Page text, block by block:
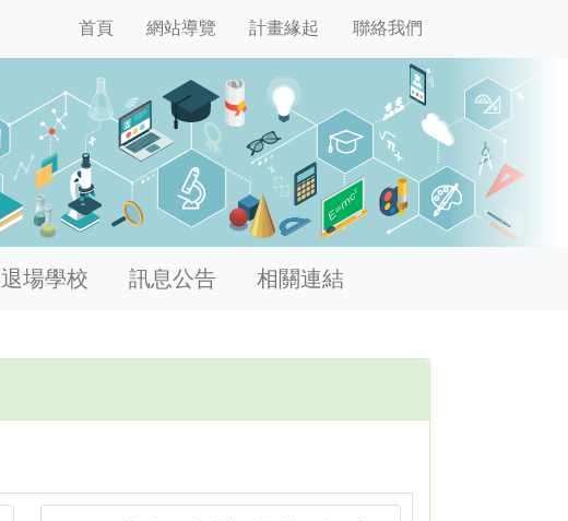
首頁 網站導覽 計畫緣起 聯絡我們
退場學校 訊息公告 相關連結